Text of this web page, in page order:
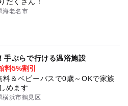
海老名市
手ぶらで行ける温浴施設
料5%割引
料＆ベビーバスで0歳～OKで家族
めます
横浜市鶴見区